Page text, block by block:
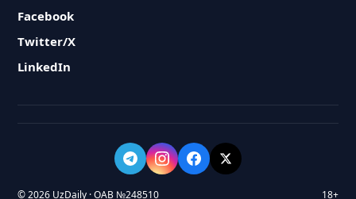
Facebook
Twitter/X
LinkedIn
© 2026 UzDaily · ОАВ №248510 18+